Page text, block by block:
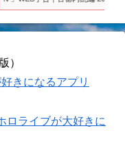
）
きになるアプリ
ライブが大好きに